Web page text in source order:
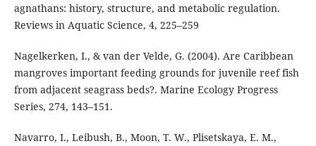
agnathans: history, structure, and metabolic regulation.
Reviews in Aquatic Science, 4, 225–259
Nagelkerken, I., & van der Velde, G. (2004). Are Caribbean
mangroves important feeding grounds for juvenile reef fish
from adjacent seagrass beds?. Marine Ecology Progress
Series, 274, 143–151.
Navarro, I., Leibush, B., Moon, T. W., Plisetskaya, E. M.,